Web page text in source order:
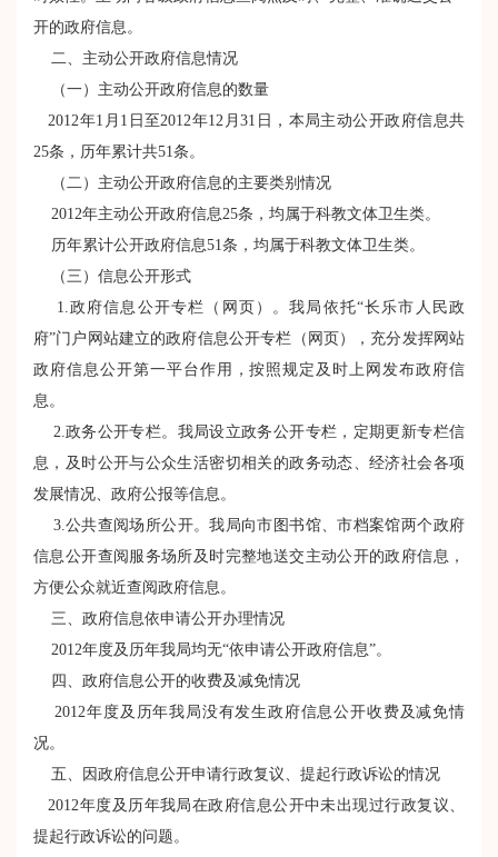
开的政府信息。
二、主动公开政府信息情况
（一）主动公开政府信息的数量
2012年1月1日至2012年12月31日，本局主动公开政府信息共
25条，历年累计共51条。
（二）主动公开政府信息的主要类别情况
2012年主动公开政府信息25条，均属于科教文体卫生类。
历年累计公开政府信息51条，均属于科教文体卫生类。
（三）信息公开形式
1.政府信息公开专栏（网页）。我局依托“长乐市人民政
府”门户网站建立的政府信息公开专栏（网页），充分发挥网站
政府信息公开第一平台作用，按照规定及时上网发布政府信
息。
2.政务公开专栏。我局设立政务公开专栏，定期更新专栏信
息，及时公开与公众生活密切相关的政务动态、经济社会各项
发展情况、政府公报等信息。
3.公共查阅场所公开。我局向市图书馆、市档案馆两个政府
信息公开查阅服务场所及时完整地送交主动公开的政府信息，
方便公众就近查阅政府信息。
三、政府信息依申请公开办理情况
2012年度及历年我局均无“依申请公开政府信息”。
四、政府信息公开的收费及减免情况
2012年度及历年我局没有发生政府信息公开收费及减免情
况。
五、因政府信息公开申请行政复议、提起行政诉讼的情况
2012年度及历年我局在政府信息公开中未出现过行政复议、
提起行政诉讼的问题。